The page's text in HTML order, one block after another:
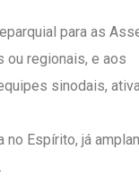
para as
ou regionais, e aos
sinodais,
no Espírito, já